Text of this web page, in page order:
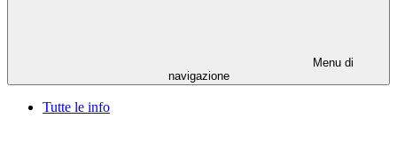
Menu di
navigazione
Tutte le info